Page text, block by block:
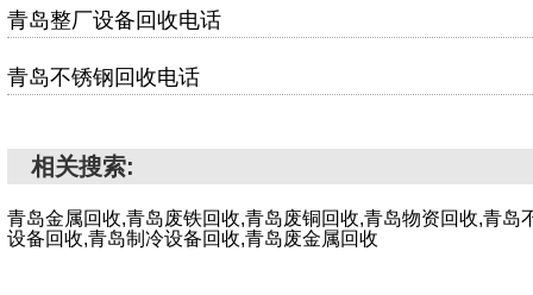
青岛整厂设备回收电话
青岛不锈钢回收电话
相关搜索:
青岛金属回收,青岛废铁回收,青岛废铜回收,青岛物资回收,青岛
设备回收,青岛制冷设备回收,青岛废金属回收